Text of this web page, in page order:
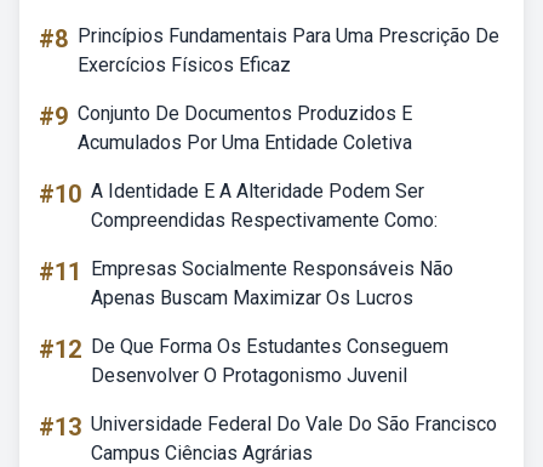
#8 Princípios Fundamentais Para Uma Prescrição De
Exercícios Físicos Eficaz
#9 Conjunto De Documentos Produzidos E
Acumulados Por Uma Entidade Coletiva
#10 A Identidade E A Alteridade Podem Ser
Compreendidas Respectivamente Como:
#11
Empresas Socialmente Responsáveis Não
Apenas Buscam Maximizar Os Lucros
#12 De Que Forma Os Estudantes Conseguem
Desenvolver O Protagonismo Juvenil
#13 Universidade Federal Do Vale Do São Francisco
Campus Ciências Agrárias